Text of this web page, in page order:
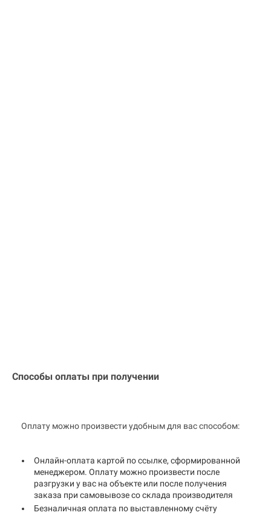
Способы оплаты при получении
Оплату можно произвести удобным для вас способом:
Онлайн-оплата картой по ссылке, сформированной
менеджером. Оплату можно произвести после
разгрузки у вас на объекте или после получения
заказа при самовывозе со склада производителя
Безналичная оплата по выставленному счёту